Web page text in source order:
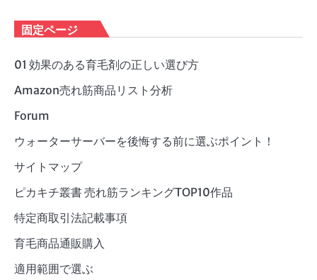
ゴ
リ
ー
固定ページ
01 効果のある育毛剤の正しい選び方
Amazon売れ筋商品リスト分析
Forum
ウォーターサーバーを後悔する前に選ぶポイント！
サイトマップ
ピカキチ叢書 売れ筋ランキングTOP10作品
特定商取引法記載事項
育毛商品通販購入
適用範囲で選ぶ